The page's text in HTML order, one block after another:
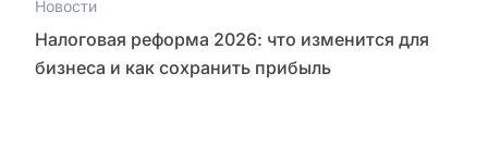
Новости
Налоговая реформа 2026: что изменится для
бизнеса и как сохранить прибыль